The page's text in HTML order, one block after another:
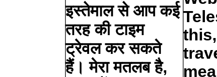
इस्तेमाल से आप कई
तरह की टाइम
ट्रेवल कर सकते
हैं। मेरा मतलब है,